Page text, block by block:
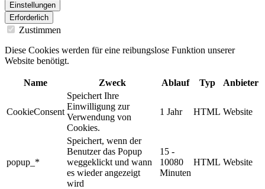
Einstellungen
Erforderlich
Zustimmen
Diese Cookies werden für eine reibungslose Funktion unserer
Website benötigt.
Name Zweck Ablauf Typ Anbieter
CookieConsent
Speichert Ihre
Einwilligung zur
Verwendung von
Cookies.
1 Jahr HTML Website
popup_*
Speichert, wenn der
Benutzer das Popup
weggeklickt und wann
es wieder angezeigt
wird
15 -
10080
Minuten
HTML Website